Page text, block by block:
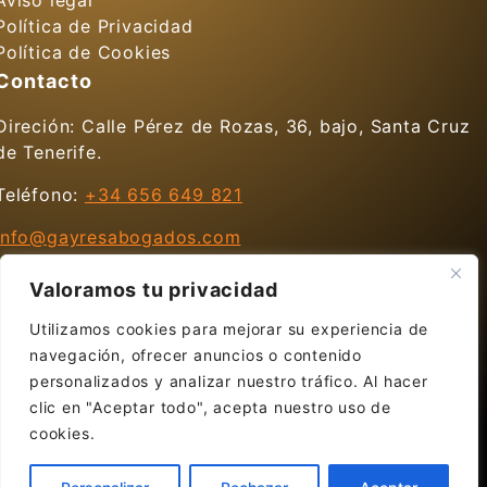
Valoramos tu privacidad
Utilizamos cookies para mejorar su experiencia de
navegación, ofrecer anuncios o contenido
personalizados y analizar nuestro tráfico. Al hacer
clic en "Aceptar todo", acepta nuestro uso de
cookies.
de Privacidad
de Cookies
Calle Pérez de Rozas, 36, bajo, Santa Cruz
Tenerife.
+34 656 649 821
de Atención
a Viernes de 07:00-15:00
y miércoles hasta las 20:00